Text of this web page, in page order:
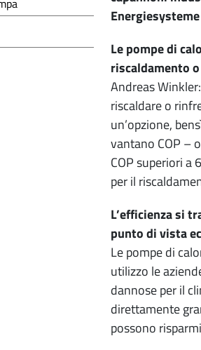
Le pompe di
riscaldamento
Andreas
riscaldare o
un’opzione,
vantano COP –
COP superiori
per il
L’efficienza si
punto di vista
Le pompe di
utilizzo le
dannose per il
direttamente
possono